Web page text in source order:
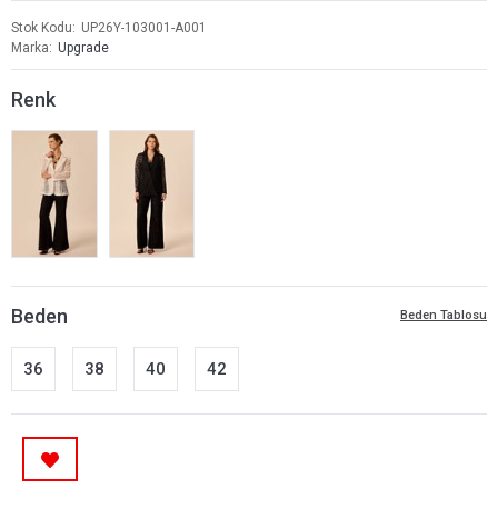
Stok Kodu
UP26Y-103001-A001
Marka
Upgrade
Renk
Beden Tablosu
Beden
36 38 40 42